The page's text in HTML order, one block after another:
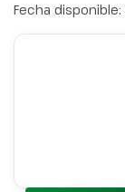
Fecha disponible: